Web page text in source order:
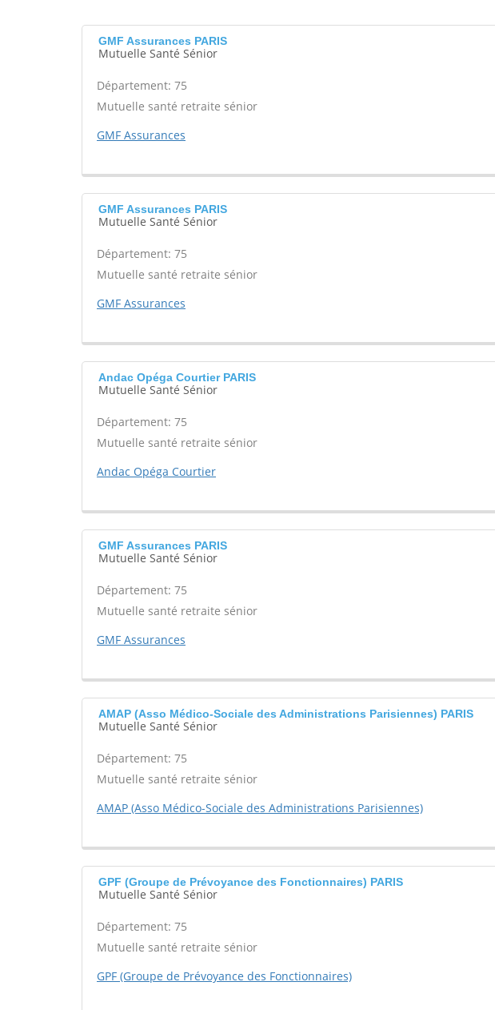
GMF Assurances PARIS
Mutuelle Santé Sénior
Département: 75
Mutuelle santé retraite sénior
GMF Assurances
GMF Assurances PARIS
Mutuelle Santé Sénior
Département: 75
Mutuelle santé retraite sénior
GMF Assurances
Andac Opéga Courtier PARIS
Mutuelle Santé Sénior
Département: 75
Mutuelle santé retraite sénior
Andac Opéga Courtier
GMF Assurances PARIS
Mutuelle Santé Sénior
Département: 75
Mutuelle santé retraite sénior
GMF Assurances
AMAP (Asso Médico-Sociale des Administrations Parisiennes) PARIS
Mutuelle Santé Sénior
Département: 75
Mutuelle santé retraite sénior
AMAP (Asso Médico-Sociale des Administrations Parisiennes)
GPF (Groupe de Prévoyance des Fonctionnaires) PARIS
Mutuelle Santé Sénior
Département: 75
Mutuelle santé retraite sénior
GPF (Groupe de Prévoyance des Fonctionnaires)